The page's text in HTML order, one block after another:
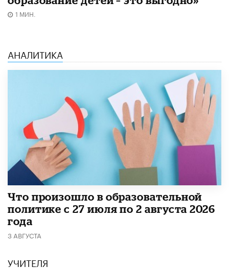
1 МИН.
АНАЛИТИКА
​Что произошло в образовательной
политике с 27 июля по 2 августа 2026
года
3 АВГУСТА
УЧИТЕЛЯ